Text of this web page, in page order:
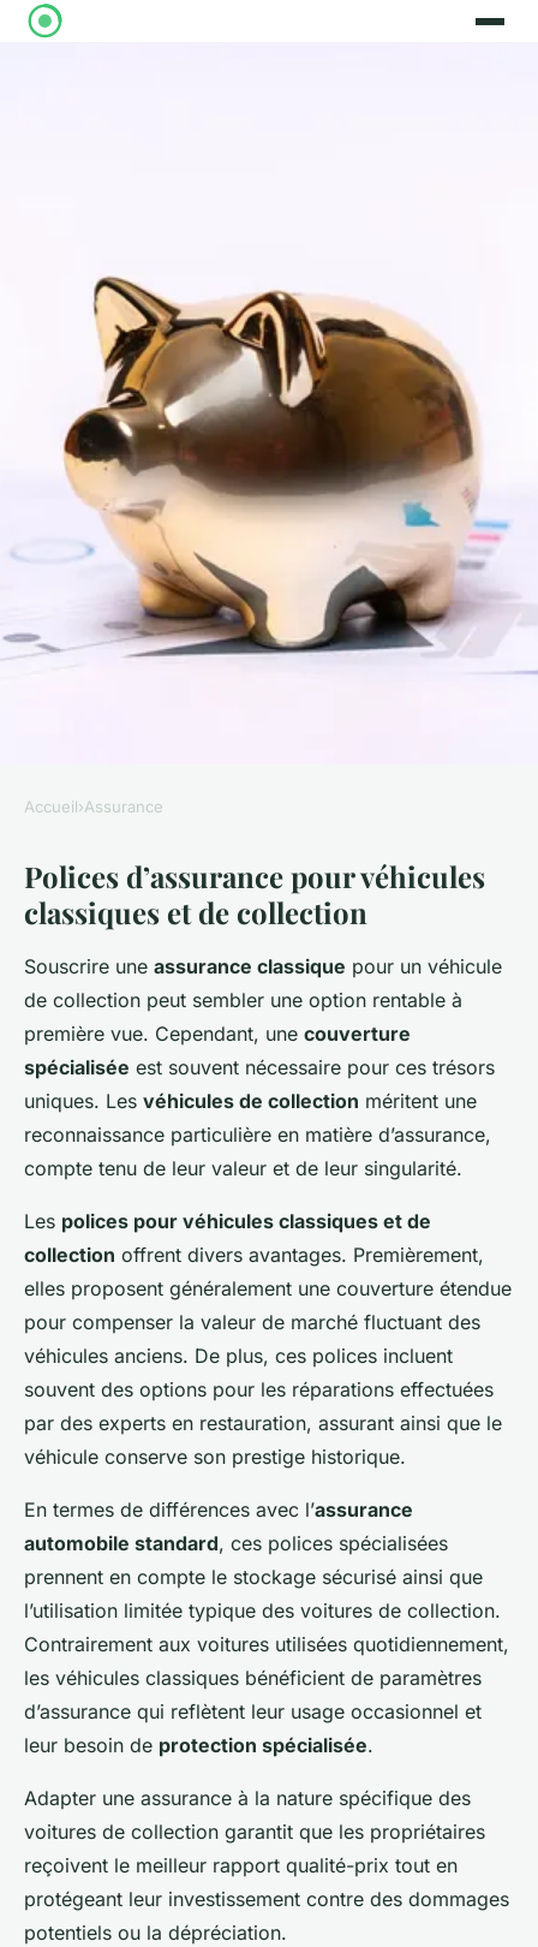
Assurance moto pour
véhicules classiques et
collection
William 27 novembre 2024 • 5 min de lecture
Accueil›Assurance
Polices d’assurance pour véhicules
classiques et de collection
Souscrire une assurance classique pour un véhicule
de collection peut sembler une option rentable à
première vue. Cependant, une couverture
spécialisée est souvent nécessaire pour ces trésors
uniques. Les véhicules de collection méritent une
reconnaissance particulière en matière d’assurance,
compte tenu de leur valeur et de leur singularité.
Les polices pour véhicules classiques et de
collection offrent divers avantages. Premièrement,
elles proposent généralement une couverture étendue
pour compenser la valeur de marché fluctuant des
véhicules anciens. De plus, ces polices incluent
souvent des options pour les réparations effectuées
par des experts en restauration, assurant ainsi que le
véhicule conserve son prestige historique.
En termes de différences avec l’assurance
automobile standard, ces polices spécialisées
prennent en compte le stockage sécurisé ainsi que
l’utilisation limitée typique des voitures de collection.
Contrairement aux voitures utilisées quotidiennement,
les véhicules classiques bénéficient de paramètres
d’assurance qui reflètent leur usage occasionnel et
leur besoin de protection spécialisée.
Adapter une assurance à la nature spécifique des
voitures de collection garantit que les propriétaires
reçoivent le meilleur rapport qualité-prix tout en
protégeant leur investissement contre des dommages
potentiels ou la dépréciation.